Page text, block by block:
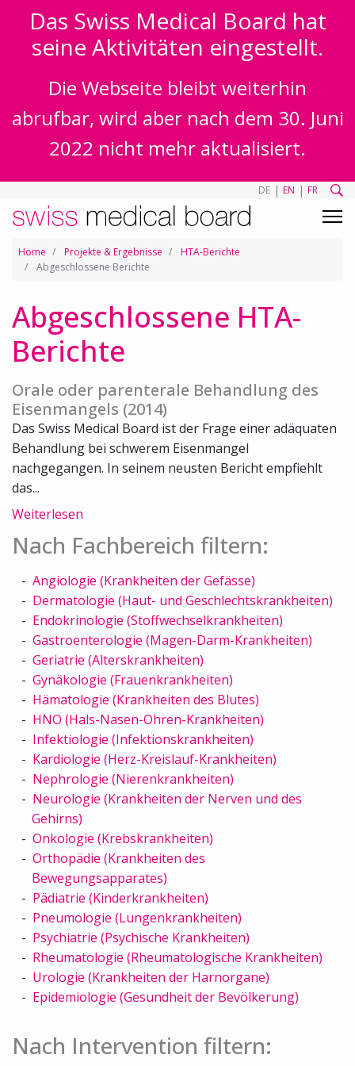
Das Swiss Medical Board hat
seine Aktivitäten eingestellt.
Die Webseite bleibt weiterhin
abrufbar, wird aber nach dem 30. Juni
2022 nicht mehr aktualisiert.
DE | EN | FR
Home Projekte & Ergebnisse
HTA-Berichte
Abgeschlossene Berichte
Abgeschlossene HTA-
Berichte
Orale oder parenterale Behandlung des
Eisenmangels (2014)
Das Swiss Medical Board ist der Frage einer adäquaten
Behandlung bei schwerem Eisenmangel
nachgegangen. In seinem neusten Bericht empfiehlt
das...
Weiterlesen
Nach Fachbereich filtern:
Angiologie (Krankheiten der Gefässe)
Dermatologie (Haut- und Geschlechtskrankheiten)
Endokrinologie (Stoffwechselkrankheiten)
Gastroenterologie (Magen-Darm-Krankheiten)
Geriatrie (Alterskrankheiten)
Gynäkologie (Frauenkrankheiten)
Hämatologie (Krankheiten des Blutes)
HNO (Hals-Nasen-Ohren-Krankheiten)
Infektiologie (Infektionskrankheiten)
Kardiologie (Herz-Kreislauf-Krankheiten)
Nephrologie (Nierenkrankheiten)
Neurologie (Krankheiten der Nerven und des
Gehirns)
Onkologie (Krebskrankheiten)
Orthopädie (Krankheiten des
Bewegungsapparates)
Pädiatrie (Kinderkrankheiten)
Pneumologie (Lungenkrankheiten)
Psychiatrie (Psychische Krankheiten)
Rheumatologie (Rheumatologische Krankheiten)
Urologie (Krankheiten der Harnorgane)
Epidemiologie (Gesundheit der Bevölkerung)
Nach Intervention filtern: